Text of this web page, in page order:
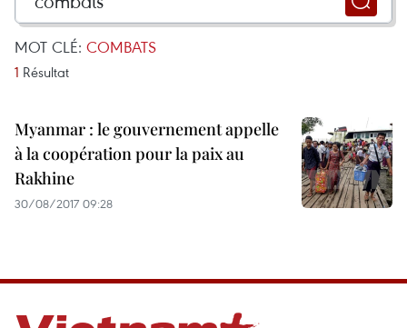
MOT CLÉ: COMBATS
1 Résultat
Myanmar : le gouvernement appelle
à la coopération pour la paix au
Rakhine
30/08/2017 09:28